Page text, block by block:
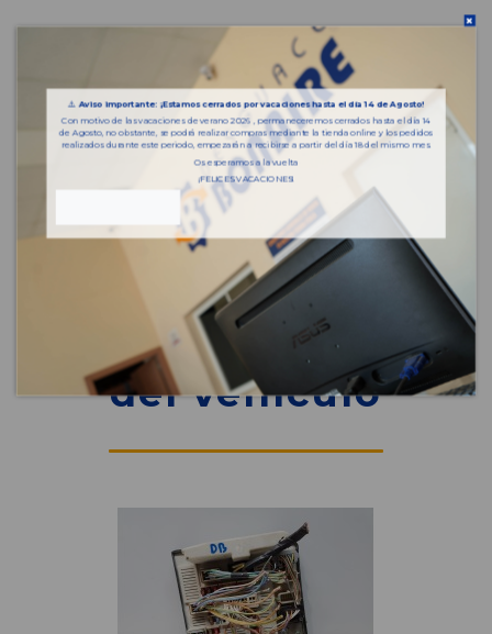
Piezas almacenadas
del vehículo
⚠️Aviso importante: ¡Estamos cerrados por vacaciones hasta el día 14 de Agosto!
Con motivo de las vacaciones de verano 2026 , permaneceremos cerrados hasta el día 14
de Agosto, no obstante, se podrá realizar compras mediante la tienda online y los pedidos
realizados durante este periodo, empezarán a recibirse a partir del día 18 del mismo mes.
Os esperamos a la vuelta
¡FELICES VACACIONES!